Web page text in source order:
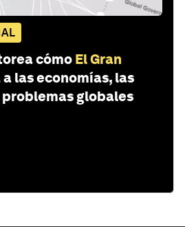
cómo El Gran
las economías, las
globales